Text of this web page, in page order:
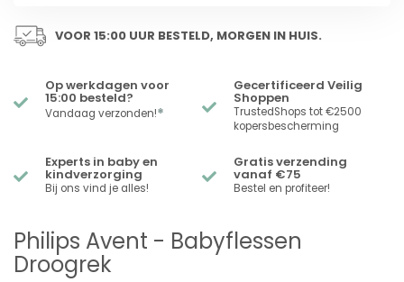
VOOR 15:00 UUR BESTELD, MORGEN IN HUIS.
Op werkdagen voor
15:00 besteld?
Vandaag verzonden!*
Gecertificeerd Veilig
Shoppen
TrustedShops tot €2500
kopersbescherming
Experts in baby en
kindverzorging
Bij ons vind je alles!
Gratis verzending
vanaf €75
Bestel en profiteer!
Philips Avent - Babyflessen
Droogrek